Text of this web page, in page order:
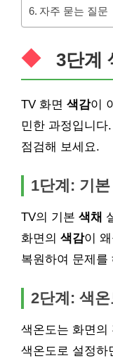
자주 묻는 질문
3단계
TV 화면 색감이
민한 과정입니다
점검해 보세요.
1단계: 기
TV의 기본 색채
화면의 색감이
복원하여 문제를
2단계: 색
색온도는 화면의
색온도로 설정하